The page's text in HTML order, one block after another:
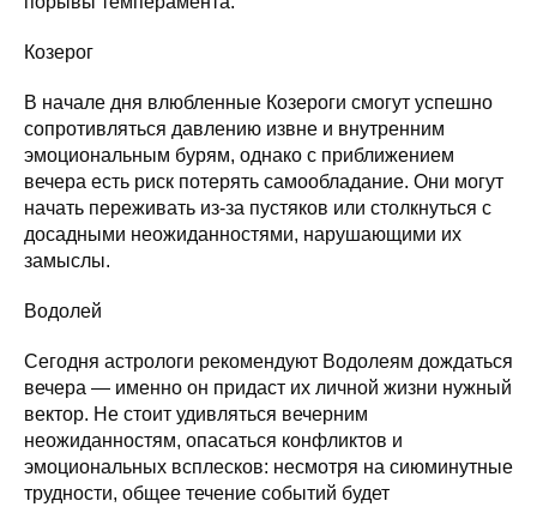
Козерог
В начале дня влюбленные Козероги смогут успешно
сопротивляться давлению извне и внутренним
эмоциональным бурям, однако с приближением
вечера есть риск потерять самообладание. Они могут
начать переживать из-за пустяков или столкнуться с
досадными неожиданностями, нарушающими их
замыслы.
Водолей
Сегодня астрологи рекомендуют Водолеям дождаться
вечера — именно он придаст их личной жизни нужный
вектор. Не стоит удивляться вечерним
неожиданностям, опасаться конфликтов и
эмоциональных всплесков: несмотря на сиюминутные
трудности, общее течение событий будет